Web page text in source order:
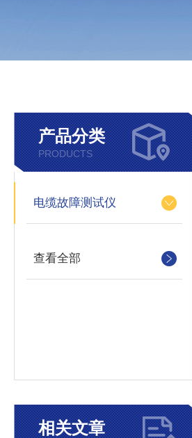
产品分类
PRODUCTS
电缆故障测试仪
查看全部
相关文章